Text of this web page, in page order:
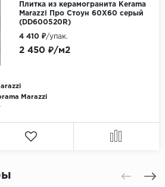
Плитка из керамогранита Kerama
Marazzi Про Стоун 60X60 серый
(DD600520R)
Marazzi
2 450 ₽/м2
4 410 ₽/упак.